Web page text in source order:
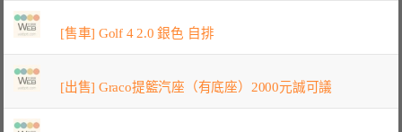
[售車] Golf 4 2.0 銀色 自排
[出售] Graco提籃汽座（有底座）2000元誠可議